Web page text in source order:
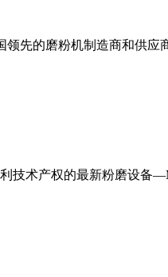
先的磨粉机制造商和供
技术产权的最新粉磨设备